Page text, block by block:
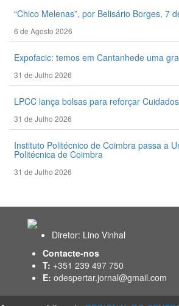
“Chico Melenas”, por Belisário Borges, 7
6 de Agosto 2026
Expofacic: temos em Cantanhede uma
31 de Julho 2026
LPCC lança bolsas para reforçar
31 de Julho 2026
Instituto Politécnico de Coimbra passa a
Politécnica de Coimbra
31 de Julho 2026
Diretor: Lino Vinhal
Contacte-nos
T: +351 239 497 750
E: odespertar.jornal@gmail.com